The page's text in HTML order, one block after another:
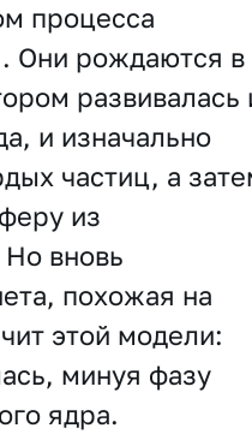
процесса
Они рождаются в
развивалась
и изначально
частиц, а
из
вновь
похожая на
этой модели:
минуя фазу
ядра.